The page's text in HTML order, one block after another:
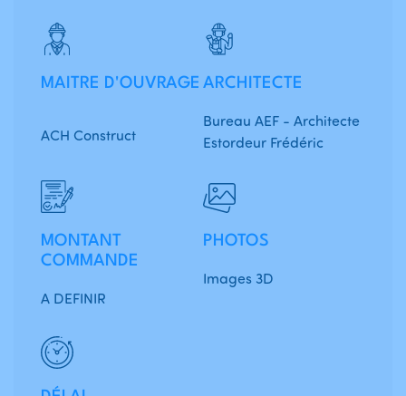
MAITRE D'OUVRAGE
ACH Construct
ARCHITECTE
Bureau AEF - Architecte
Estordeur Frédéric
MONTANT
COMMANDE
A DEFINIR
PHOTOS
Images 3D